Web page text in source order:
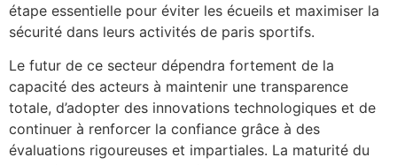
étape essentielle pour éviter les écueils et maximiser la
sécurité dans leurs activités de paris sportifs.
Le futur de ce secteur dépendra fortement de la
capacité des acteurs à maintenir une transparence
totale, d’adopter des innovations technologiques et de
continuer à renforcer la confiance grâce à des
évaluations rigoureuses et impartiales. La maturité du